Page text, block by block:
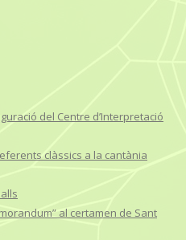
del Centre d’Interpretació
clàssics a la cantània
al certamen de Sant